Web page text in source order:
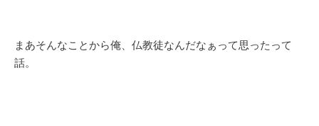
まあそんなことから俺、仏教徒なんだなぁって思ったって
話。